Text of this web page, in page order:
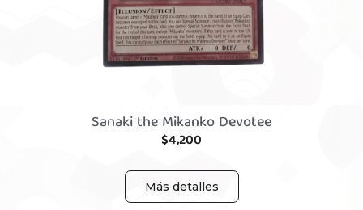
Sanaki the Mikanko Devotee
$4,200
Más detalles